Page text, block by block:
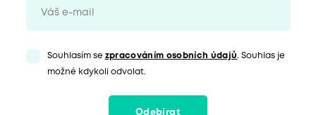
Souhlasím se zpracováním osobních údajů. Souhlas je
možné kdykoli odvolat.
Odebírat